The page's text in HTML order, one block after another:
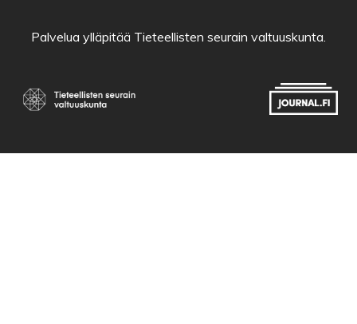
Palvelua ylläpitää Tieteellisten seurain valtuuskunta